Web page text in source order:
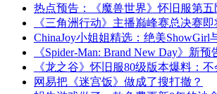
热点预告：《魔兽世界》怀旧服第
《三角洲行动》主播巅峰赛总决赛
ChinaJoy小姐姐精选：绝美ShowGirl
《Spider-Man: Brand New Day》新
《龙之谷》怀旧服80级版本爆料：
网易把《迷宫饭》做成了搜打撤？